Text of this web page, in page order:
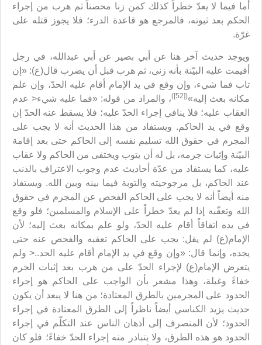
أما فيما لا يعدّ خطراً كذلك كمن زنا محصناً ثم هرب من إجراء
الحكم بعد ثبوته، فالمرجع هو قاعدة الدرء؛ فلا يجوز قتله على
غرّة.
ويوجد حديث آخر هنا عن أبي بصير عن أبي عبدالله، في رجل
أقيمت عليه البيّنة بأنه زنى، ثم هرب قبل أن يضرب قال(ع): «إن
تاب فما شيء، وإن وقع في يد الإمام أقام عليه الحدّ، وإن علم
مكانه بعث إليه»([52])
، والمراد من قوله: «فما عليه شيء< عدم
العقاب عليه؛ فلا ينافي إجراء الحدّ عليه؛ فلا يسقط عنه الحدّ إن
وقع في يد الحاكم. ويستفاد من هذا الحديث أنه لا يجب على
المجرم في حقوق الله تسليم نفسه إلى الحاكم حتى بعد إقامة
البيّنة وإثبات جرمه، بل له أن يتوب ويختفى من الحاكم ولا عقاب
عليه، كما يستفاد من عدّة أحاديث عدم وجوب الاعتراف بالذنب
عند الحاكم، بل مرجوحيته والتوبة فيما بينه وبين الله. ويستفاد
منه أيضاً أنه لا يجب على الحاكم الفحص عن المجرم في حقوق
الله وتعقّبه إذا لم يعدّ خطراً على الإسلام والمسلمين؛ فلو وقع
في يده اتفاقاً أقام عليه الحدّ، ولو علم بمكانه بعث إليه؛ لأن
الإمام(ع) لم يقل: يجب على الحاكم تعقبه والفحص عنه حتى
يجده، وإنما قال: «وإن وقع في يد الإمام أقام عليه الحد..< ولم
يتعرض الإمام(ع) لإجراء الحدّ على من هرب بعد إثبات الجرم
خفاءً وغيلة، وهذا مشعر بأن الواجب على الحاكم هو إجراء
الحدود على المجرمين بالطرق المعتادة؛ من هنا لا يبعد أن يكون
حديث يزيد الكناسي أيضاً ناظراً إلى الطرق المعتادة في إجراء
الحدود؛ لأن المنصرف إلى أذهان الناس عند التكلّم في إجراء
الحدود هو هذه الطرق، ولا يتبادر منه إجراء الحدّ خفاءً؛ فلو كان